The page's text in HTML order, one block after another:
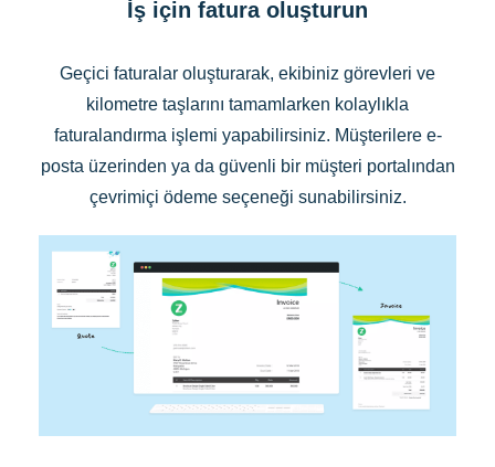
İş için fatura oluşturun
Geçici faturalar oluşturarak, ekibiniz görevleri ve
kilometre taşlarını tamamlarken kolaylıkla
faturalandırma işlemi yapabilirsiniz. Müşterilere e-
posta üzerinden ya da güvenli bir müşteri portalından
çevrimiçi ödeme seçeneği sunabilirsiniz.